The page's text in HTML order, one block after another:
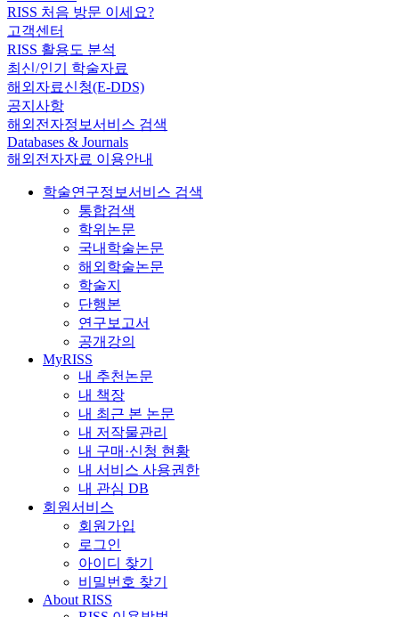
RISS 처음 방문 이세요?
고객센터
RISS 활용도 분석
최신/인기 학술자료
해외자료신청(E-DDS)
공지사항
해외전자정보서비스 검색
Databases & Journals
해외전자자료 이용안내
학술연구정보서비스 검색
통합검색
학위논문
국내학술논문
해외학술논문
학술지
단행본
연구보고서
공개강의
MyRISS
내 추천논문
내 책장
내 최근 본 논문
내 저작물관리
내 구매·신청 현황
내 서비스 사용권한
내 관심 DB
회원서비스
회원가입
로그인
아이디 찾기
비밀번호 찾기
About RISS